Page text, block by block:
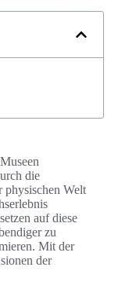
die
physischen Welt
auf diese
zu
Mit der
der